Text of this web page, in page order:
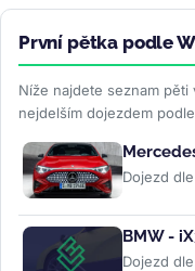
První pětka podle
Níže najdete seznam pěti
nejdelším dojezdem podle
Dojezd
BMW -
Dojezd